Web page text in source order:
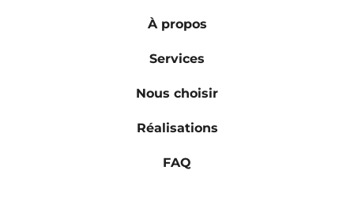
À propos
Services
Nous choisir
Réalisations
FAQ